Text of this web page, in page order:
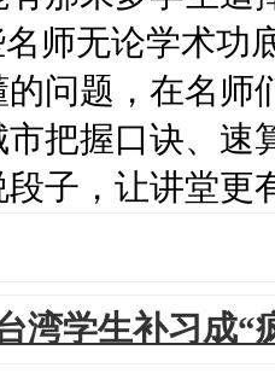
名师无论学术功
问题，在名师
把握口诀、速
子，让讲堂更
湾学生补习成“